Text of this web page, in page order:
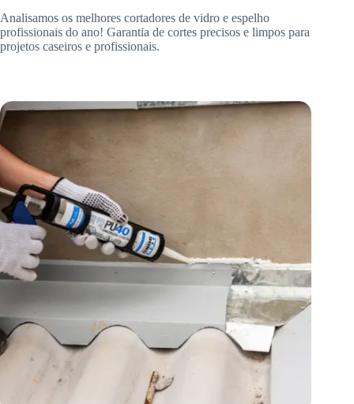
Analisamos os melhores cortadores de vidro e espelho
profissionais do ano! Garantia de cortes precisos e limpos para
projetos caseiros e profissionais.